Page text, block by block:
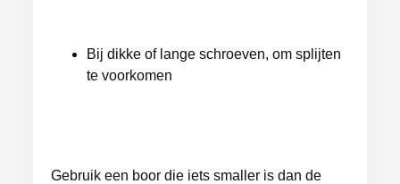
Bij dikke of lange schroeven, om splijten
te voorkomen
Gebruik een boor die iets smaller is dan de